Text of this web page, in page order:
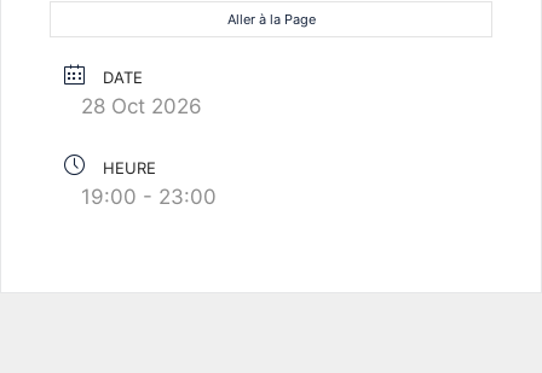
Aller à la Page
DATE
28 Oct 2026
HEURE
19:00 - 23:00